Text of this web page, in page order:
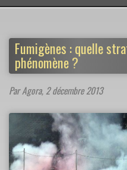
Fumigènes : quelle
phénomène ?
Par Agora, 2 décembre 2013